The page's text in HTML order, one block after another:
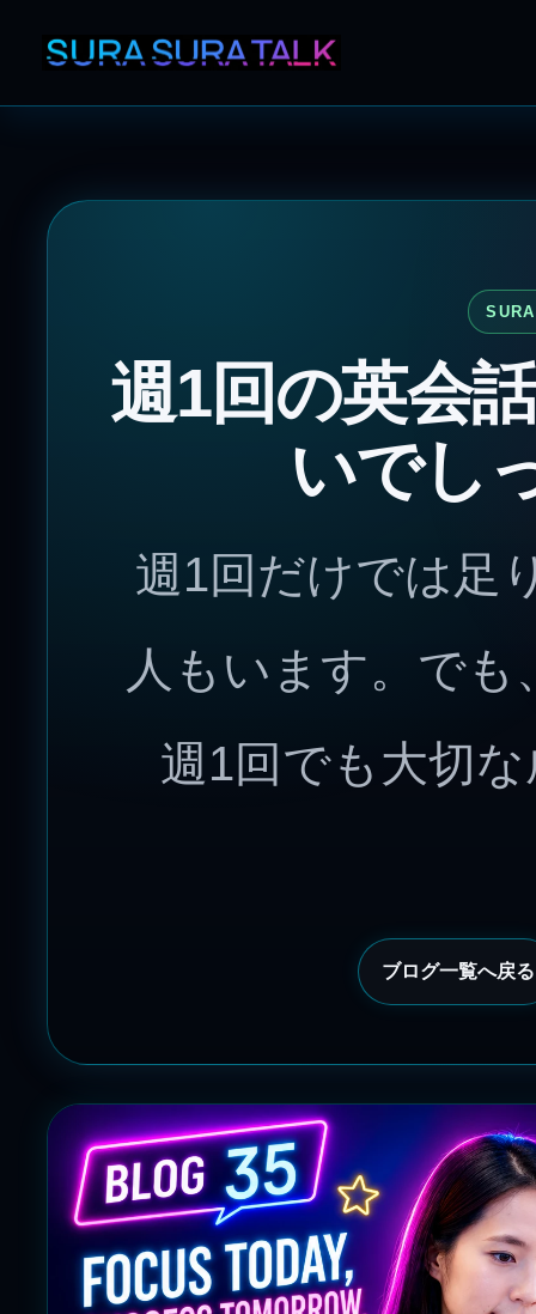
週1回の英会
いでし
週1回だけでは足
人もいます。で
週1回でも大切
ブログ一覧へ戻る